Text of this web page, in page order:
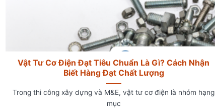
Vật Tư Cơ Điện Đạt Tiêu Chuẩn Là Gì? Cách Nhận
Biết Hàng Đạt Chất Lượng
Trong thi công xây dựng và M&E, vật tư cơ điện là nhóm hạng
mục